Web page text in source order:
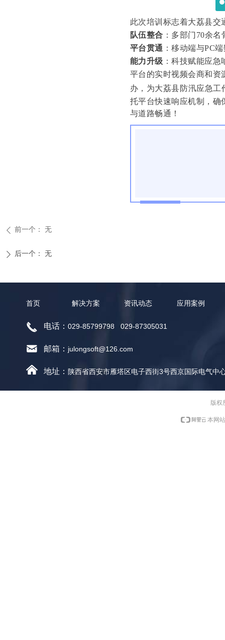
此次培训标志着大荔县
队伍整合 ：多部门70余
平台贯通 ：移动端与PC
能力升级 ：科技赋能应
平台的实时视频会商和资
办，为大荔县防汛应急
托平台快速响应机制，确
与道路畅通！
ꄴ 前一个： 无
ꄲ 后一个： 无
首页 解决方案 资讯动态 应用案例
电话： 029-85799798 029-87305031
邮箱： julongsoft@126.com
地址： 陕西省西安市雁塔区电子西街3号西京国际电气中
끅
낂
낀
版权
本网